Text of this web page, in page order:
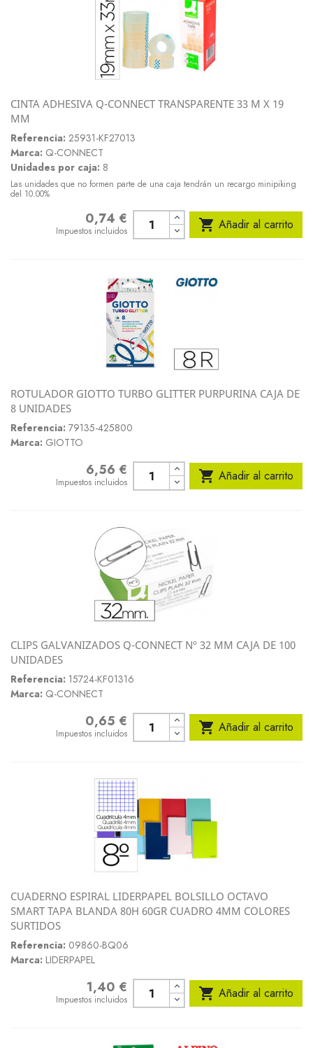
CINTA ADHESIVA Q-CONNECT TRANSPARENTE 33 M X 19
MM
Referencia: 25931-KF27013
Marca: Q-CONNECT
Unidades por caja: 8
Las unidades que no formen parte de una caja tendrán un recargo minipiking
del 10.00%
0,74 €
Impuestos incluidos  Añadir al carrito
ROTULADOR GIOTTO TURBO GLITTER PURPURINA CAJA DE
8 UNIDADES
Referencia: 79135-425800
Marca: GIOTTO
6,56 €
Impuestos incluidos  Añadir al carrito
CLIPS GALVANIZADOS Q-CONNECT Nº 32 MM CAJA DE 100
UNIDADES
Referencia: 15724-KF01316
Marca: Q-CONNECT
0,65 €
Impuestos incluidos  Añadir al carrito
CUADERNO ESPIRAL LIDERPAPEL BOLSILLO OCTAVO
SMART TAPA BLANDA 80H 60GR CUADRO 4MM COLORES
SURTIDOS
Referencia: 09860-BQ06
Marca: LIDERPAPEL
1,40 €
Impuestos incluidos  Añadir al carrito